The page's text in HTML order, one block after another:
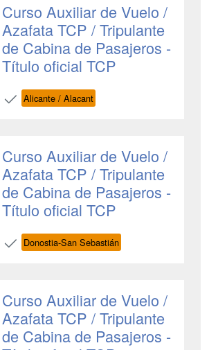
Curso Auxiliar de Vuelo /
Azafata TCP / Tripulante
de Cabina de Pasajeros -
Título oficial TCP
Alicante / Alacant
Curso Auxiliar de Vuelo /
Azafata TCP / Tripulante
de Cabina de Pasajeros -
Título oficial TCP
Donostia-San Sebastián
Curso Auxiliar de Vuelo /
Azafata TCP / Tripulante
de Cabina de Pasajeros -